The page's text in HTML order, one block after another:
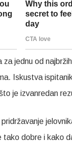
za jednu od
Iskustva
je izvanredan
tako dobre i kako